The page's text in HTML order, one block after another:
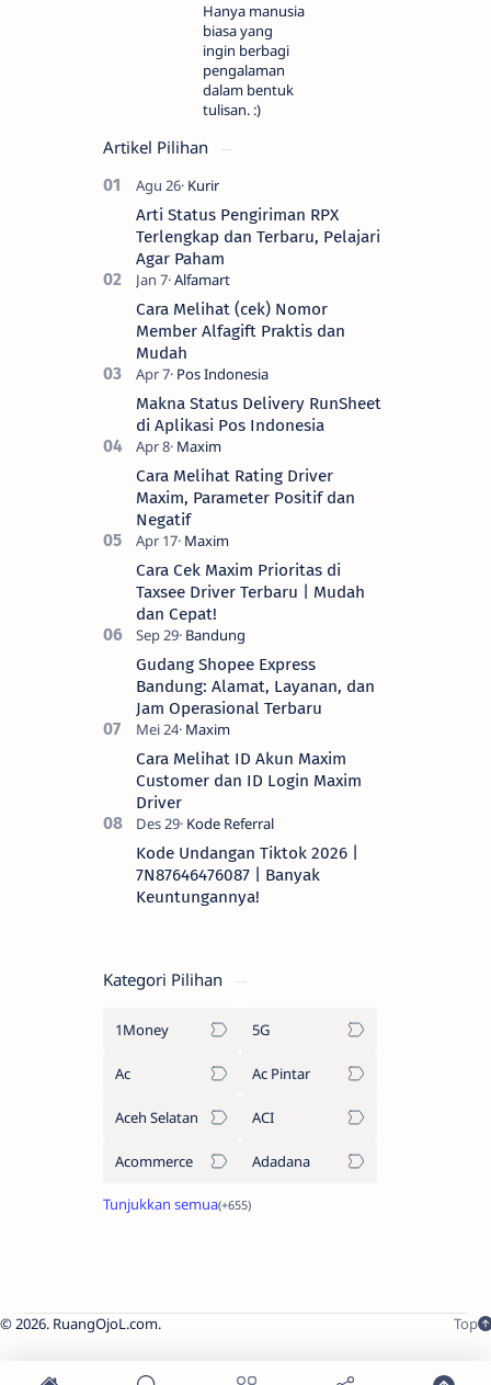
Hanya manusia
biasa yang
ingin berbagi
pengalaman
dalam bentuk
tulisan. :)
Artikel Pilihan
Arti Status Pengiriman RPX
Terlengkap dan Terbaru, Pelajari
Agar Paham
Cara Melihat (cek) Nomor
Member Alfagift Praktis dan
Mudah
Makna Status Delivery RunSheet
di Aplikasi Pos Indonesia
Cara Melihat Rating Driver
Maxim, Parameter Positif dan
Negatif
Cara Cek Maxim Prioritas di
Taxsee Driver Terbaru | Mudah
dan Cepat!
Gudang Shopee Express
Bandung: Alamat, Layanan, dan
Jam Operasional Terbaru
Cara Melihat ID Akun Maxim
Customer dan ID Login Maxim
Driver
Kode Undangan Tiktok 2026 |
7N87646476087 | Banyak
Keuntungannya!
Kategori Pilihan
1Money 5G
Ac Ac Pintar
Aceh Selatan ACI
Acommerce Adadana
2026. RuangOjoL.com.